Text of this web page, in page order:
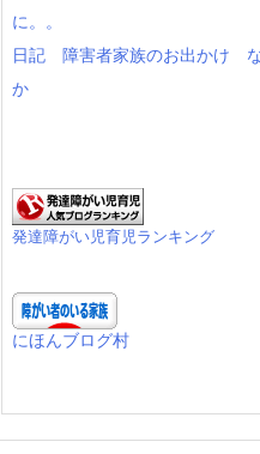
に。。
日記 障害者家族のお出かけ
か
発達障がい児育児ランキング
にほんブログ村